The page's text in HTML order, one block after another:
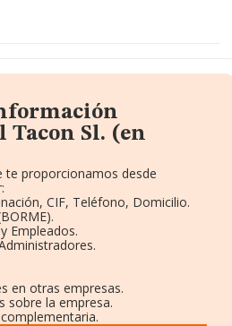
Sl. (en
te proporcionamos desde
CIF, Teléfono, Domicilio.
Empleados.
en otras empresas.
sobre la empresa.